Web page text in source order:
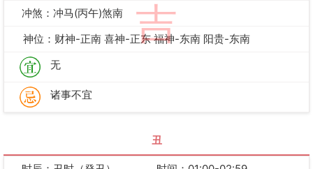
吉
冲煞：冲马(丙午)煞南
神位：财神-正南 喜神-正东 福神-东南 阳贵-东南
无
诸事不宜
丑